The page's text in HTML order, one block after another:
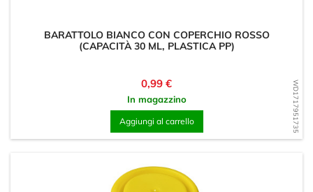
WD1717951735
BARATTOLO BIANCO CON COPERCHIO ROSSO
(CAPACITÀ 30 ML, PLASTICA PP)
Prezzo
0,99 €
In magazzino
Aggiungi al carrello